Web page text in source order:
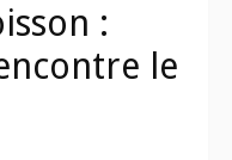
:
le